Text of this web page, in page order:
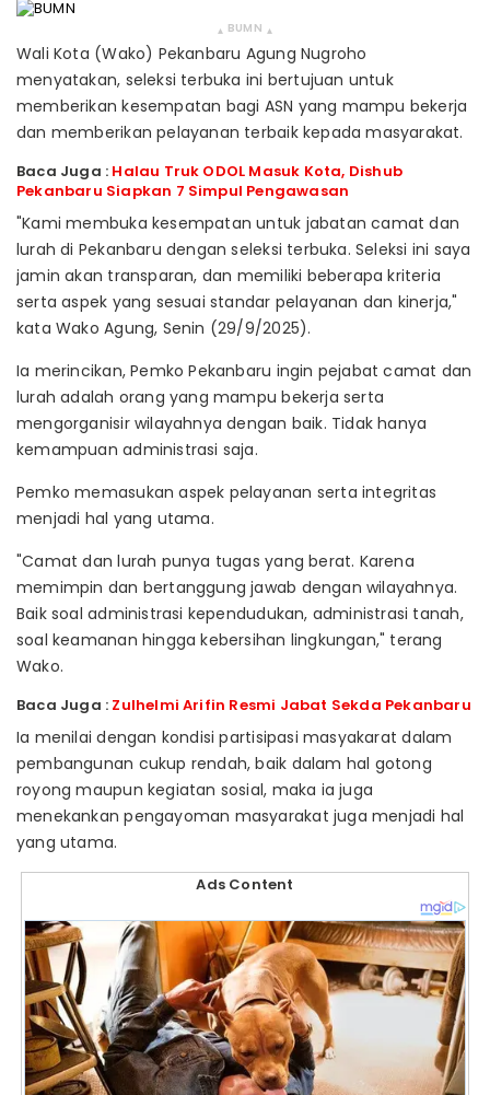
▴ BUMN ▴
Wali Kota (Wako) Pekanbaru Agung Nugroho
menyatakan, seleksi terbuka ini bertujuan untuk
memberikan kesempatan bagi ASN yang mampu bekerja
dan memberikan pelayanan terbaik kepada masyarakat.
Baca Juga : Halau Truk ODOL Masuk Kota, Dishub
Pekanbaru Siapkan 7 Simpul Pengawasan
"Kami membuka kesempatan untuk jabatan camat dan
lurah di Pekanbaru dengan seleksi terbuka. Seleksi ini saya
jamin akan transparan, dan memiliki beberapa kriteria
serta aspek yang sesuai standar pelayanan dan kinerja,"
kata Wako Agung, Senin (29/9/2025).
Ia merincikan, Pemko Pekanbaru ingin pejabat camat dan
lurah adalah orang yang mampu bekerja serta
mengorganisir wilayahnya dengan baik. Tidak hanya
kemampuan administrasi saja.
Pemko memasukan aspek pelayanan serta integritas
menjadi hal yang utama.
"Camat dan lurah punya tugas yang berat. Karena
memimpin dan bertanggung jawab dengan wilayahnya.
Baik soal administrasi kependudukan, administrasi tanah,
soal keamanan hingga kebersihan lingkungan," terang
Wako.
Baca Juga : Zulhelmi Arifin Resmi Jabat Sekda Pekanbaru
Ia menilai dengan kondisi partisipasi masyakarat dalam
pembangunan cukup rendah, baik dalam hal gotong
royong maupun kegiatan sosial, maka ia juga
menekankan pengayoman masyarakat juga menjadi hal
yang utama.
Ads Content